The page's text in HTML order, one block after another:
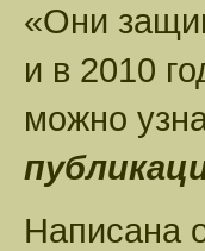
«Они
и в 2010
можно
Написана